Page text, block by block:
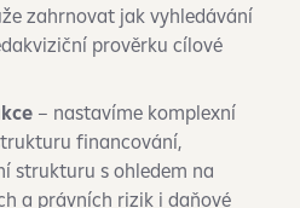
zahrnovat jak vyhledávání
prověrku cílové
– nastavíme komplexní
financování,
strukturu s ohledem na
a právních rizik i daňové